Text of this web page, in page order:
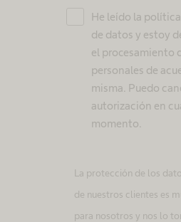
He leído la
de datos y estoy
el procesamiento
personales de
misma. Puedo
autorización en
momento.
La protección de los
de nuestros clientes es
para nosotros y nos lo